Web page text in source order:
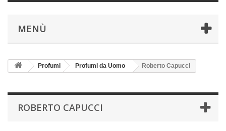
MENÙ
Profumi Profumi da Uomo Roberto Capucci
ROBERTO CAPUCCI